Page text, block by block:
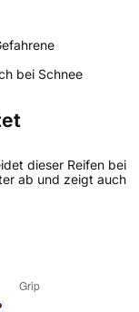
bei Schnee
dieser Reifen bei
ab und zeigt auch